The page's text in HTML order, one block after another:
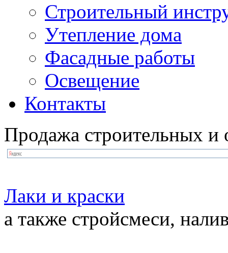
Строительный
Утепление дома
Фасадные работы
Освещение
Контакты
Продажа строительных и
Лаки и краски
а также стройсмеси,